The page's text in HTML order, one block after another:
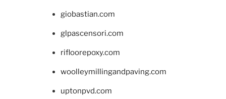
giobastian.com
glpascensori.com
rifloorepoxy.com
woolleymillingandpaving.com
uptonpvd.com